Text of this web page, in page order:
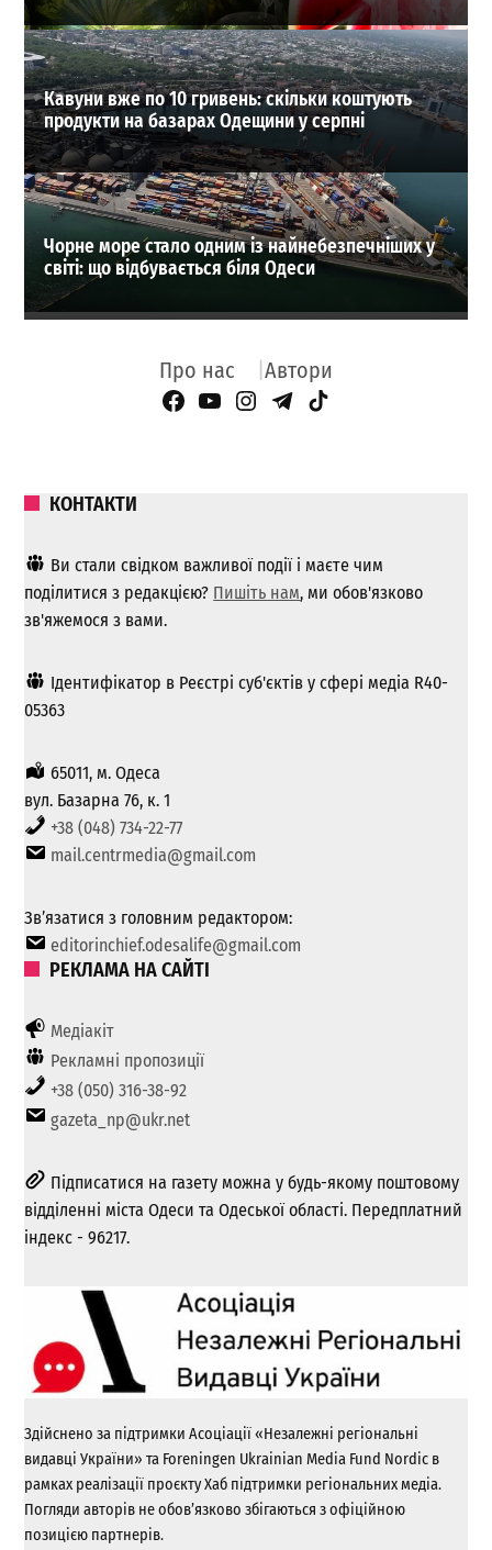
Кавуни вже по 10 гривень: скільки коштують
продукти на базарах Одещини у серпні
Чорне море стало одним із найнебезпечніших у
світі: що відбувається біля Одеси
Про нас Автори
Facebook Page
YouTube
Instagram
Telegram
TikTok
КОНТАКТИ
Ви стали свідком важливої ​​події і маєте чим
поділитися з редакцією? Пишіть нам, ми обов'язково
зв'яжемося з вами.
Ідентифікатор в Реєстрі суб'єктів у сфері медіа R40-
05363
65011, м. Одеса
вул. Базарна 76, к. 1
+38 (048) 734-22-77
mail.centrmedia@gmail.com
Зв’язатися з головним редактором:
editorinchief.odesalife@gmail.com
РЕКЛАМА НА САЙТІ
Медіакіт
Рекламні пропозиції
+38 (050) 316-38-92
gazeta_np@ukr.net
Підписатися на газету можна у будь-якому поштовому
відділенні міста Одеси та Одеської області. Передплатний
індекс - 96217.
Здійснено за підтримки Асоціації «Незалежні регіональні
видавці України» та Foreningen Ukrainian Media Fund Nordic в
рамках реалізації проєкту Хаб підтримки регіональних медіа.
Погляди авторів не обов’язково збігаються з офіційною
позицією партнерів.